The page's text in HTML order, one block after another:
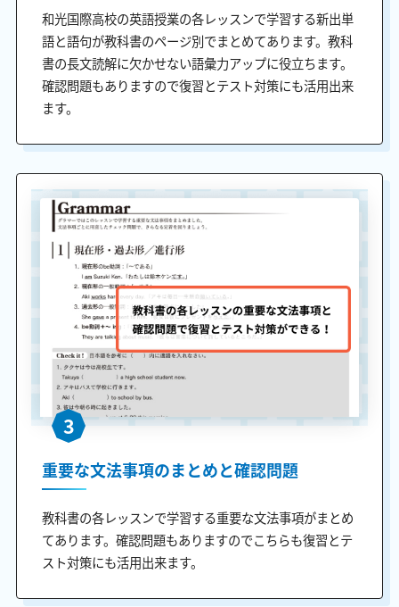
和光国際高校の英語授業の各レッスンで学習する新出単
語と語句が教科書のページ別でまとめてあります。教科
書の長文読解に欠かせない語彙力アップに役立ちます。
確認問題もありますので復習とテスト対策にも活用出来
ます。
3
重要な文法事項のまとめと確認問題
教科書の各レッスンで学習する重要な文法事項がまとめ
てあります。確認問題もありますのでこちらも復習とテ
スト対策にも活用出来ます。